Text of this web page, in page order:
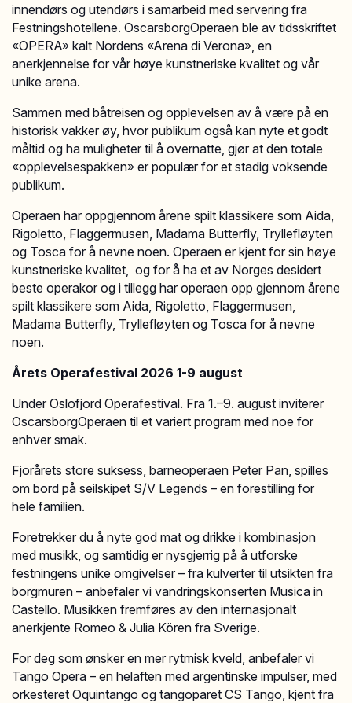
innendørs og utendørs i samarbeid med servering fra
Festningshotellene. OscarsborgOperaen ble av tidsskriftet
«OPERA» kalt Nordens «Arena di Verona», en
anerkjennelse for vår høye kunstneriske kvalitet og vår
unike arena.
Sammen med båtreisen og opplevelsen av å være på en
historisk vakker øy, hvor publikum også kan nyte et godt
måltid og ha muligheter til å overnatte, gjør at den totale
«opplevelsespakken» er populær for et stadig voksende
publikum.
Operaen har oppgjennom årene spilt klassikere som Aida,
Rigoletto, Flaggermusen, Madama Butterfly, Tryllefløyten
og Tosca for å nevne noen. Operaen er kjent for sin høye
kunstneriske kvalitet, og for å ha et av Norges desidert
beste operakor og i tillegg har operaen opp gjennom årene
spilt klassikere som Aida, Rigoletto, Flaggermusen,
Madama Butterfly, Tryllefløyten og Tosca for å nevne
noen.
Årets Operafestival 2026 1-9 august
Under Oslofjord Operafestival. Fra 1.–9. august inviterer
OscarsborgOperaen til et variert program med noe for
enhver smak.
Fjorårets store suksess, barneoperaen Peter Pan, spilles
om bord på seilskipet S/V Legends – en forestilling for
hele familien.
Foretrekker du å nyte god mat og drikke i kombinasjon
med musikk, og samtidig er nysgjerrig på å utforske
festningens unike omgivelser – fra kulverter til utsikten fra
borgmuren – anbefaler vi vandringskonserten Musica in
Castello. Musikken fremføres av den internasjonalt
anerkjente Romeo & Julia Kören fra Sverige.
For deg som ønsker en mer rytmisk kveld, anbefaler vi
Tango Opera – en helaften med argentinske impulser, med
orkesteret Oquintango og tangoparet CS Tango, kjent fra